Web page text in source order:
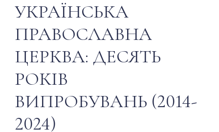
УКРАЇНСЬКА
ПРАВОСЛАВНА
ЦЕРКВА: ДЕСЯТЬ
РОКІВ
ВИПРОБУВАНЬ (2014-
2024)